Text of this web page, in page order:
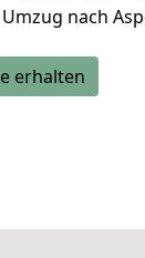
nach
erhalten